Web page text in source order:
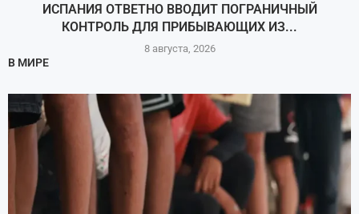
ИСПАНИЯ ОТВЕТНО ВВОДИТ ПОГРАНИЧНЫЙ
КОНТРОЛЬ ДЛЯ ПРИБЫВАЮЩИХ ИЗ...
8 августа, 2026
В МИРЕ